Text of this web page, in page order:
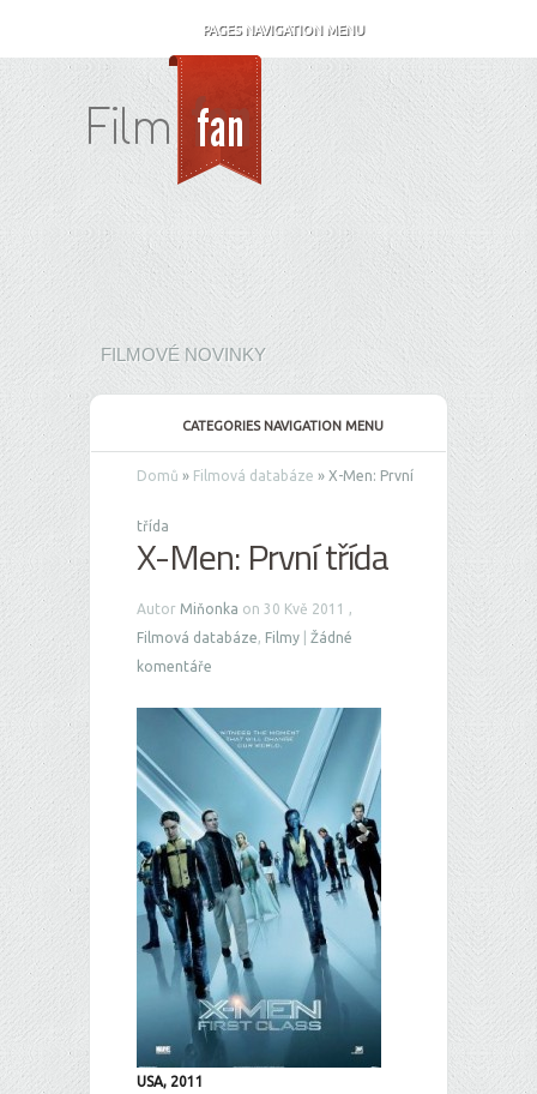
PAGES NAVIGATION MENU
FILMOVÉ NOVINKY
CATEGORIES NAVIGATION MENU
Domů » Filmová databáze » X-Men: První
třída
X-Men: První třída
Autor Miňonka on 30 Kvě 2011 ,
Filmová databáze, Filmy
Žádné
komentáře
USA, 2011